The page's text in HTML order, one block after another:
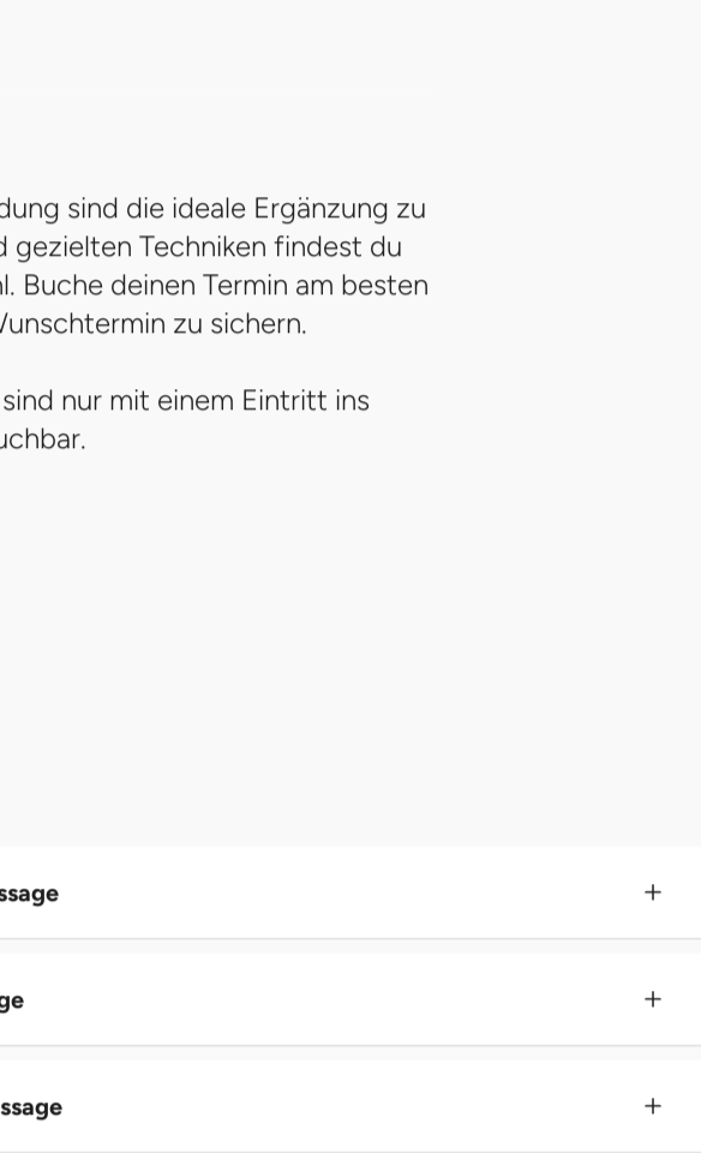
sind die ideale Ergänzung zu
gezielten Techniken findest du
Buche deinen Termin am besten
zu sichern.
nur mit einem Eintritt ins